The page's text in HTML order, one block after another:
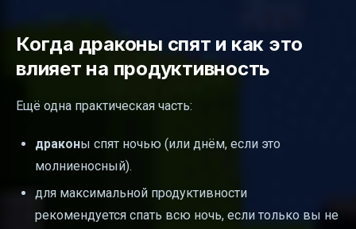
Когда драконы спят и как это
влияет на продуктивность
Ещё одна практическая часть:
драконы спят ночью (или днём, если это
молниеносный).
для максимальной продуктивности
рекомендуется спать всю ночь, если только вы не